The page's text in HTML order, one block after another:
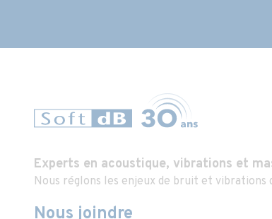
Experts en acoustique, vibrations et
Nous réglons les enjeux de bruit et vibrations
Nous joindre